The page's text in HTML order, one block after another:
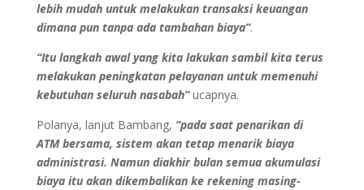
lebih mudah untuk melakukan transaksi keuangan
dimana pun tanpa ada tambahan biaya”.
“Itu langkah awal yang kita lakukan sambil kita terus
melakukan peningkatan pelayanan untuk memenuhi
kebutuhan seluruh nasabah”ucapnya.
Polanya, lanjut Bambang, “pada saat penarikan di
ATM bersama, sistem akan tetap menarik biaya
administrasi. Namun diakhir bulan semua akumulasi
biaya itu akan dikembalikan ke rekening masing-